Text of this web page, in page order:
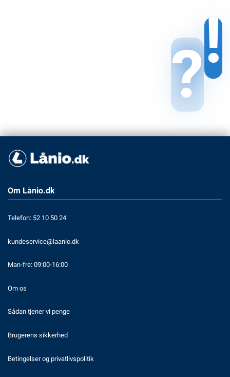
?!
Om Lånio.dk
Telefon: 52 10 50 24
kundeservice@laanio.dk
Man-fre: 09:00-16:00
Om os
Sådan tjener vi penge
Brugerens sikkerhed
Betingelser og privatlivspolitik